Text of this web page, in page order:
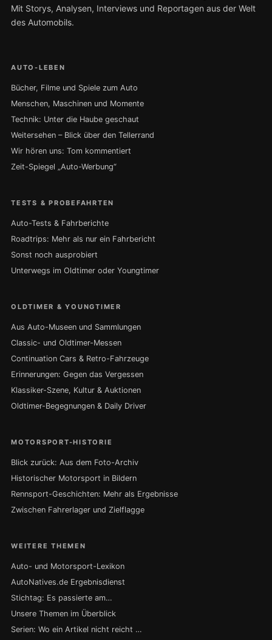
Mit Storys, Analysen, Interviews und Reportagen aus der Welt
des Automobils.
AUTO-LEBEN
Bücher, Filme und Spiele zum Auto
Menschen, Maschinen und Momente
Technik: Unter die Haube geschaut
Weitersehen – Blick über den Tellerrand
Wir hören uns: Tom kommentiert
Zeit-Spiegel „Auto-Werbung“
TESTS & PROBEFAHRTEN
Auto-Tests & Fahrberichte
Roadtrips: Mehr als nur ein Fahrbericht
Sonst noch ausprobiert
Unterwegs im Oldtimer oder Youngtimer
OLDTIMER & YOUNGTIMER
Aus Auto-Museen und Sammlungen
Classic- und Oldtimer-Messen
Continuation Cars & Retro-Fahrzeuge
Erinnerungen: Gegen das Vergessen
Klassiker-Szene, Kultur & Auktionen
Oldtimer-Begegnungen & Daily Driver
MOTORSPORT-HISTORIE
Blick zurück: Aus dem Foto-Archiv
Historischer Motorsport in Bildern
Rennsport-Geschichten: Mehr als Ergebnisse
Zwischen Fahrerlager und Zielflagge
WEITERE THEMEN
Auto- und Motorsport-Lexikon
AutoNatives.de Ergebnisdienst
Stichtag: Es passierte am…
Unsere Themen im Überblick
Serien: Wo ein Artikel nicht reicht …